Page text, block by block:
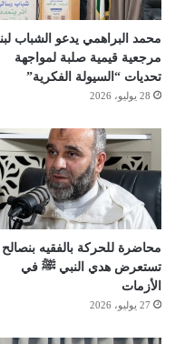
محمد البراهمي يدعو الشباب
مرجعية قيمية صلبة لمواجهة
تحديات “السيولة الفكرية”
28 يوليو، 2026
محاضرة للحركة بالفقيه بنصالح
تستعرض هدي النبي ﷺ في
الأزمات
27 يوليو، 2026